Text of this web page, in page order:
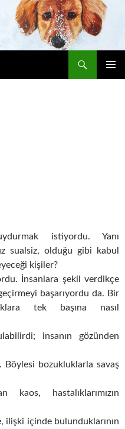
istiyordu. Yanı
sualsiz, olduğu gibi kabul
kişiler?
İnsanlara şekil verdikçe
başarıyordu da. Bir
tek başına nasıl
insanın gözünden
Böylesi bozukluklarla savaş
kaos, hastalıklarımızın
ilişki içinde bulunduklarının